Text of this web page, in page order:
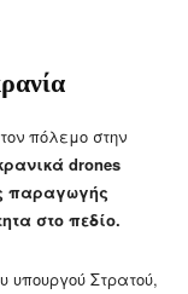
πόλεμο στην
drones
παραγωγής
στο πεδίο.
υπουργού Στρατού,